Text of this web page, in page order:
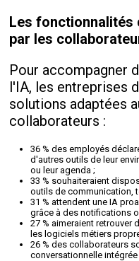
Les fonctionnalités
par les
Pour accompagner
l'IA, les entreprises
solutions adaptées
collaborateurs :
36 % des employés
d'autres outils de leur
ou leur agenda ;
33 % souhaiteraient
outils de communication,
31 % attendent une IA
grâce à des notifications
27 % aimeraient
les logiciels métiers
26 % des collaborateurs
conversationnelle